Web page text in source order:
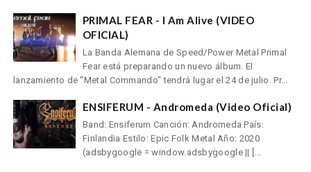
PRIMAL FEAR - I Am Alive (VIDEO
OFICIAL)
La Banda Alemana de Speed/Power Metal Primal
Fear está preparando un nuevo álbum. El
lanzamiento de "Metal Commando" tendrá lugar el 24 de julio. Pr...
ENSIFERUM - Andromeda (Video Oficial)
Band: Ensiferum Canción: Andromeda País:
Finlandia Estilo: Epic Folk Metal Año: 2020
(adsbygoogle = window.adsbygoogle || [...